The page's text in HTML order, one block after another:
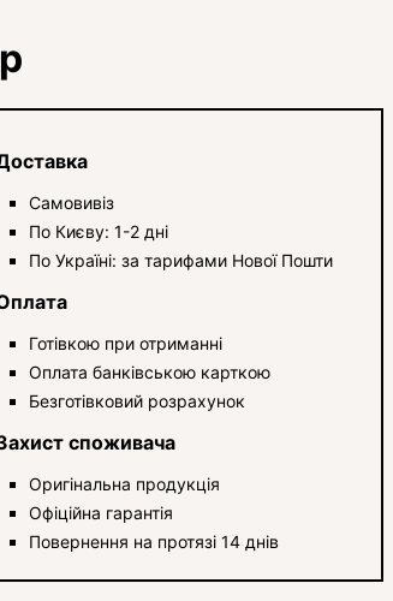
Самовивіз
По Києву: 1-2 дні
По Україні: за тарифами Нової Пошти
Готівкою при отриманні
Оплата банківською карткою
Безготівковий розрахунок
споживача
Оригінальна продукція
Офіційна гарантія
Повернення на протязі 14 днів